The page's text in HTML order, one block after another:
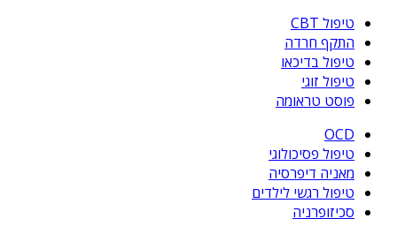
טיפול CBT
התקף חרדה
טיפול בדיכאו
טיפול זוגי
פוסט טראומה
OCD
טיפול פסיכולוגי
מאניה דיפרסיה
טיפול רגשי לילדים
סכיזופרניה